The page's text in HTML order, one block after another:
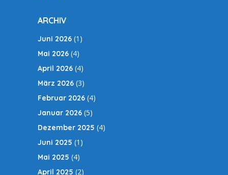
ARCHIV
Juni 2026 (1)
Mai 2026 (4)
April 2026 (4)
März 2026 (3)
Februar 2026 (4)
Januar 2026 (5)
Dezember 2025 (4)
Juni 2025 (1)
Mai 2025 (4)
April 2025 (2)